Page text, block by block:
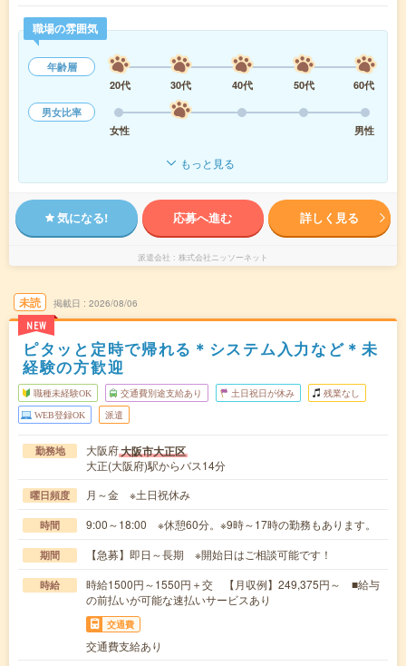
職場の雰囲気
年齢層
20代
30代 40代 50代
60代
男女比率
女性
男性
もっと見る
気になる! 応募へ進む 詳しく見る
派遣会社 株式会社ニッソーネット
未読
NEW
掲載日 2026/08/06
ピタッと定時で帰れる＊システム入力など＊未
経験の方歓迎
職種未経験OK 交通費別途支給あり 土日祝日が休み 残業なし
WEB登録OK 派遣
勤務地 大阪府大阪市大正区
大正(大阪府)駅からバス14分
曜日頻度 月～金 ※土日祝休み
時間 9:00～18:00 ※休憩60分。※9時～17時の勤務もあります。
期間 【急募】即日～長期 ※開始日はご相談可能です！
時給
時給1500円～1550円＋交 【月収例】249,375円～ ■給与
の前払いが可能な速払いサービスあり
交通費
交通費支給あり